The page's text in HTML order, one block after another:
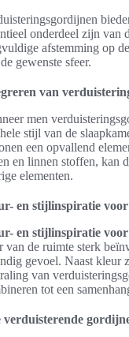
onderdeel zijn van
afstemming op
gewenste sfeer.
van
men
stijl van de
een opvallend
en linnen stoffen, kan
elementen.
en stijlinspiratie
en stijlinspiratie
van de ruimte sterk
gevoel. Naast kleur
van
tot een
verduisterende